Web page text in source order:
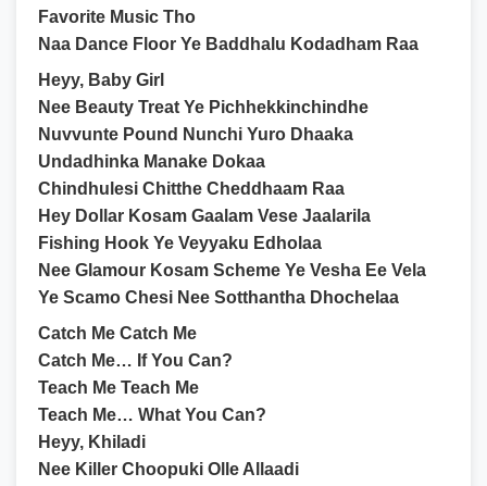
Favorite Music Tho
Naa Dance Floor Ye Baddhalu Kodadham Raa
Heyy, Baby Girl
Nee Beauty Treat Ye Pichhekkinchindhe
Nuvvunte Pound Nunchi Yuro Dhaaka
Undadhinka Manake Dokaa
Chindhulesi Chitthe Cheddhaam Raa
Hey Dollar Kosam Gaalam Vese Jaalarila
Fishing Hook Ye Veyyaku Edholaa
Nee Glamour Kosam Scheme Ye Vesha Ee Vela
Ye Scamo Chesi Nee Sotthantha Dhochelaa
Catch Me Catch Me
Catch Me… If You Can?
Teach Me Teach Me
Teach Me… What You Can?
Heyy, Khiladi
Nee Killer Choopuki Olle Allaadi